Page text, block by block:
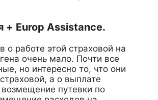
+ Europ Assistance.
о работе этой страховой на
очень мало. Почти все
но интересно то, что они
а о выплате
путевки по